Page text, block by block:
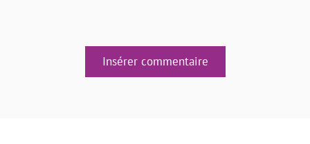
Insérer commentaire